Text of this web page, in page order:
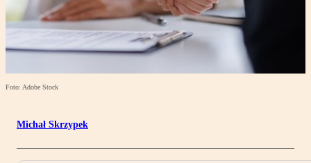
Foto: Adobe Stock
Michał Skrzypek